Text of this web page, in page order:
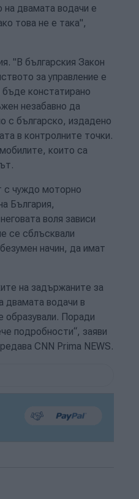
двамата водачи е
това не е така",
"В българския Закон
за управление е
констатирано
незабавно да
с българско, издадено
в контролните точки.
които са
с чуждо моторно
България,
воля зависи
се сблъсквали
начин, да имат
на задържаните за
двамата водачи в
образували. Поради
подробности“, заяви
CNN Prima NEWS.